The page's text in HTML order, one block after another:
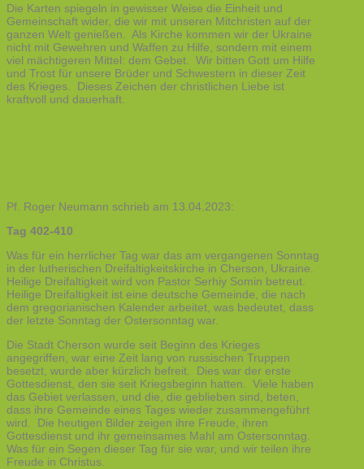
Die Karten spiegeln in gewisser Weise die Einheit und
Gemeinschaft wider, die wir mit unseren Mitchristen auf der
ganzen Welt genießen. Als Kirche kommen wir der Ukraine
nicht mit Gewehren und Waffen zu Hilfe, sondern mit einem
viel mächtigeren Mittel: dem Gebet. Wir bitten Gott um Hilfe
und Trost für unsere Brüder und Schwestern in dieser Zeit
des Krieges. Dieses Zeichen der christlichen Liebe ist
kraftvoll und dauerhaft.
Pf. Roger Neumann schrieb am 13.04.2023:
Tag 402-410
Was für ein herrlicher Tag war das am vergangenen Sonntag
in der lutherischen Dreifaltigkeitskirche in Cherson, Ukraine.
Heilige Dreifaltigkeit wird von Pastor Serhiy Somin betreut.
Heilige Dreifaltigkeit ist eine deutsche Gemeinde, die nach
dem gregorianischen Kalender arbeitet, was bedeutet, dass
der letzte Sonntag der Ostersonntag war.
Die Stadt Cherson wurde seit Beginn des Krieges
angegriffen, war eine Zeit lang von russischen Truppen
besetzt, wurde aber kürzlich befreit. Dies war der erste
Gottesdienst, den sie seit Kriegsbeginn hatten. Viele haben
das Gebiet verlassen, und die, die geblieben sind, beten,
dass ihre Gemeinde eines Tages wieder zusammengeführt
wird. Die heutigen Bilder zeigen ihre Freude, ihren
Gottesdienst und ihr gemeinsames Mahl am Ostersonntag.
Was für ein Segen dieser Tag für sie war, und wir teilen ihre
Freude in Christus.